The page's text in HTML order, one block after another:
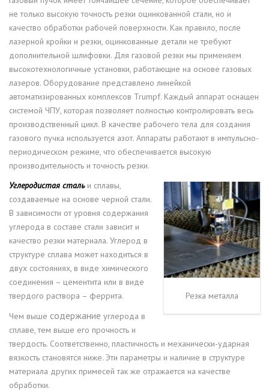
не только высокую точность резки оцинкованной стали, но и
качество обработки рабочей поверхности. Как правило, после
лазерной кройки и резки, оцинкованные детали не требуют
дополнительной шлифовки. Для газовой резки мы применяем
высокотехнологичные установки, работающие на основе газовых
лазеров. Оборудование представлено линейкой
автоматизированных комплексов Trumpf. Каждый аппарат оснащен
системой ЧПУ, которая позволяет полностью контролировать весь
производственный цикл. В качестве рабочего тела для создания
газового пучка используется азот. Аппараты работают в импульсно-
периодическом режиме, что обеспечивается высокую
производительность и точность резки.
Резка металла
Углеродистая сталь и сплавы,
создаваемые на основе черной стали.
В зависимости от уровня содержания
углерода в составе стали зависит и
качество резки материала. Углерод в
структуре сплава может находиться в
двух состояниях, в виде химического
соединения – цементита или в виде
твердого раствора – феррита.
Чем выше содержание углерода в
сплаве, тем выше его прочность и
твердость. Соответственно, пластичность и механически-ударная
вязкость становятся ниже. Эти параметры и наличие в структуре
материала других примесей так же отражается на качестве
обработки.